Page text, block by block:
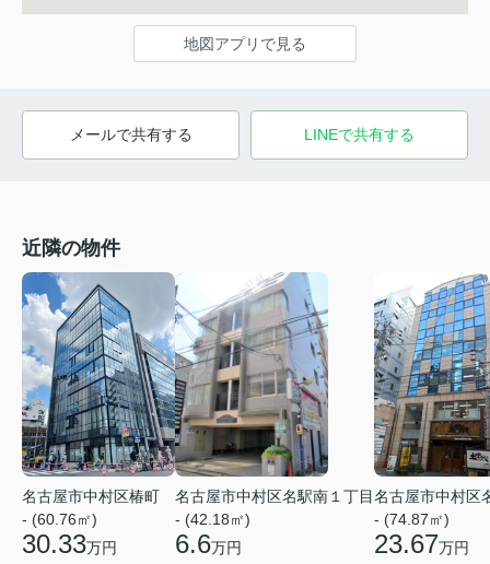
地図アプリで見る
メールで共有する LINEで共有する
近隣の物件
名古屋市中村区椿町
- (60.76㎡)
30.33万円
名古屋市中村区名駅南１丁目
- (42.18㎡)
6.6万円
名古屋市中村区
- (74.87㎡)
23.67万円